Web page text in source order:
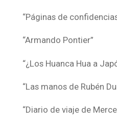
“Páginas de
“Armando Pontier”
“¿Los Huanca Hua a
“Las manos de Rubén
“Diario de viaje de